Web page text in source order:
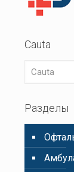
Cauta
Разделы